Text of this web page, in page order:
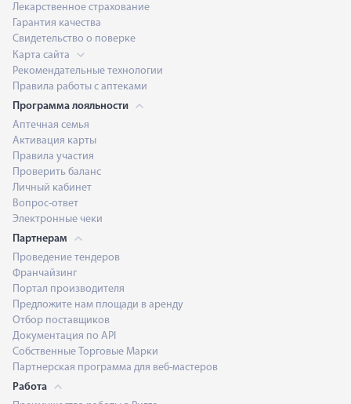
Лекарственное страхование
Гарантия качества
Свидетельство о поверке
Карта сайта
Рекомендательные технологии
Правила работы с аптеками
Программа лояльности
Аптечная семья
Активация карты
Правила участия
Проверить баланс
Личный кабинет
Вопрос-ответ
Электронные чеки
Партнерам
Проведение тендеров
Франчайзинг
Портал производителя
Предложите нам площади в аренду
Отбор поставщиков
Документация по API
Собственные Торговые Марки
Партнерская программа для веб-мастеров
Работа